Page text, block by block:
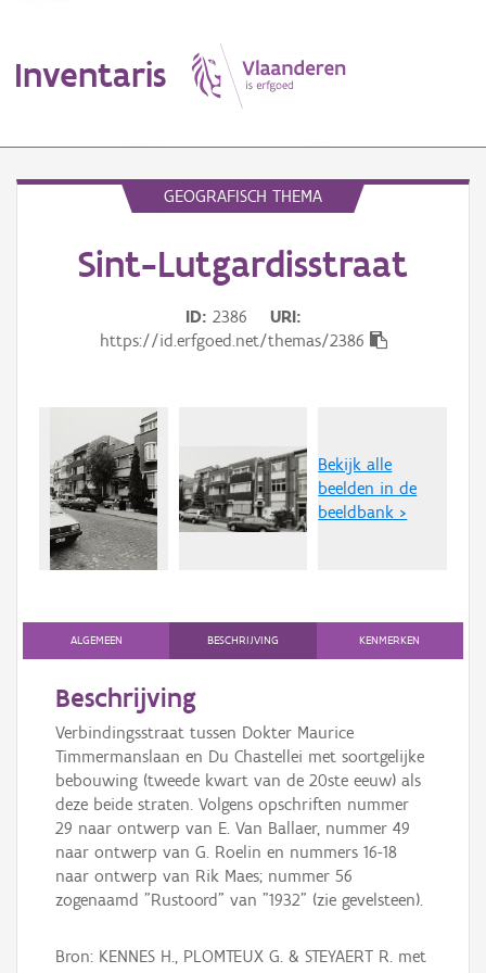
Inventaris
Erfgoedobject
Thema
Gebeurtenis
Persoon of collectief
Downloads
Aanmelden
GEOGRAFISCH THEMA
Sint-Lutgardisstraat
ID 2386
URI
https://id.erfgoed.net/themas/2386
Bekijk alle
beelden in de
beeldbank >
ALGEMEEN BESCHRIJVING KENMERKEN
Beschrijving
Verbindingsstraat tussen Dokter Maurice
Timmermanslaan en Du Chastellei met soortgelijke
bebouwing (tweede kwart van de 20ste eeuw) als
deze beide straten. Volgens opschriften nummer
29 naar ontwerp van E. Van Ballaer, nummer 49
naar ontwerp van G. Roelin en nummers 16-18
naar ontwerp van Rik Maes; nummer 56
zogenaamd "Rustoord" van "1932" (zie gevelsteen).
Bron: KENNES H., PLOMTEUX G. & STEYAERT R. met